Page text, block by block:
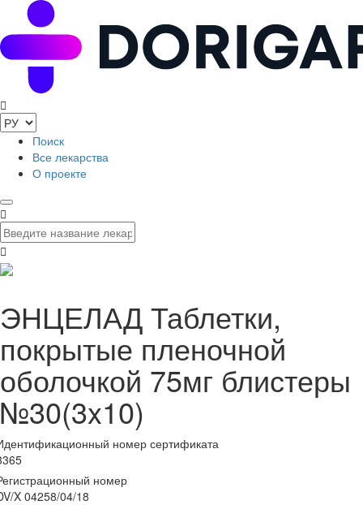
Поиск
Все лекарства
О проекте
ЭНЦЕЛАД Таблетки,
покрытые пленочной
оболочкой 75мг блистеры
№30(3x10)
номер сертификата
номер
X 04258/04/18